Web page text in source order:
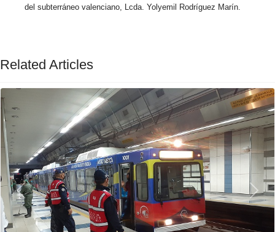
del subterráneo valenciano, Lcda. Yolyemil Rodríguez Marín.
Related Articles
Previous Next